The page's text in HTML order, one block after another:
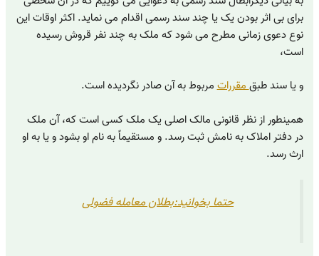
برای بی ‌اثر بودن یک یا چند سند رسمی اقدام می نماید. اکثر اوقات این
نوع دعوی زمانی مطرح می شود که ملک به چند نفر قروش رسیده
است،
و یا سند طبقمقرراتمربوط به آن صادر نگردیده است.
همینطور از نظر قانونی مالک اصلی یک ملک کسی است که، آن ملک
در دفتر املاک به نامش ثبت رسد. و مستقیماً به نام او بشود و یا به او
ارث رسد.
حتما بخوانید:بطلان معامله فضولی